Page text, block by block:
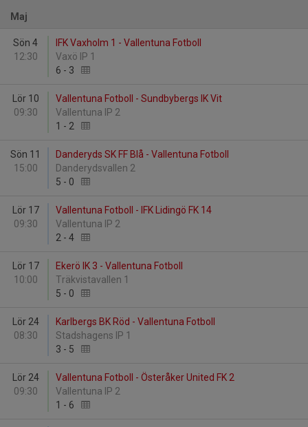
Maj
Sön 4
12:30
IFK Vaxholm 1 - Vallentuna Fotboll
Vaxö IP 1
6 - 3
Lör 10
09:30
Vallentuna Fotboll - Sundbybergs IK Vit
Vallentuna IP 2
1 - 2
Sön 11
15:00
Danderyds SK FF Blå - Vallentuna Fotboll
Danderydsvallen 2
5 - 0
Lör 17
09:30
Vallentuna Fotboll - IFK Lidingö FK 14
Vallentuna IP 2
2 - 4
Lör 17
10:00
Ekerö IK 3 - Vallentuna Fotboll
Träkvistavallen 1
5 - 0
Lör 24
08:30
Karlbergs BK Röd - Vallentuna Fotboll
Stadshagens IP 1
3 - 5
Lör 24
09:30
Vallentuna Fotboll - Österåker United FK 2
Vallentuna IP 2
1 - 6